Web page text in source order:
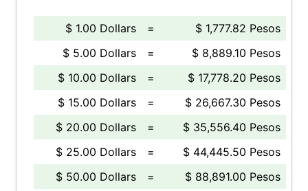
$ 1.00 Dollars =
$ 1,777.82 Pesos
$ 5.00 Dollars
=
$ 8,889.10 Pesos
$ 10.00 Dollars
=
$ 17,778.20 Pesos
$ 15.00 Dollars
=
$ 26,667.30 Pesos
$ 20.00 Dollars
=
$ 35,556.40 Pesos
$ 25.00 Dollars
=
$ 44,445.50 Pesos
$ 50.00 Dollars
=
$ 88,891.00 Pesos